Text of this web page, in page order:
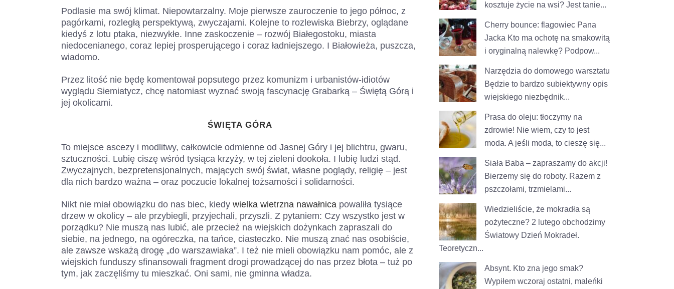
Podlasie ma swój klimat. Niepowtarzalny. Moje pierwsze zauroczenie to jego północ, z
pagórkami, rozległą perspektywą, zwyczajami. Kolejne to rozlewiska Biebrzy, oglądane
kiedyś z lotu ptaka, niezwykłe. Inne zaskoczenie – rozwój Białegostoku, miasta
niedocenianego, coraz lepiej prosperującego i coraz ładniejszego. I Białowieża, puszcza,
wiadomo.
Przez litość nie będę komentował popsutego przez komunizm i urbanistów-idiotów
wyglądu Siemiatycz, chcę natomiast wyznać swoją fascynację Grabarką – Świętą Górą i
jej okolicami.
ŚWIĘTA GÓRA
To miejsce ascezy i modlitwy, całkowicie odmienne od Jasnej Góry i jej blichtru, gwaru,
sztuczności. Lubię ciszę wśród tysiąca krzyży, w tej zieleni dookoła. I lubię ludzi stąd.
Zwyczajnych, bezpretensjonalnych, mających swój świat, własne poglądy, religię – jest
dla nich bardzo ważna – oraz poczucie lokalnej tożsamości i solidarności.
Nikt nie miał obowiązku do nas biec, kiedy wielka wietrzna nawałnica powaliła tysiące
drzew w okolicy – ale przybiegli, przyjechali, przyszli. Z pytaniem: Czy wszystko jest w
porządku? Nie muszą nas lubić, ale przecież na wiejskich dożynkach zapraszali do
siebie, na jednego, na ogóreczka, na tańce, ciasteczko. Nie muszą znać nas osobiście,
ale zawsze wskażą drogę „do warszawiaka”. I też nie mieli obowiązku nam pomóc, ale z
wiejskich funduszy sfinansowali fragment drogi prowadzącej do nas przez błota – tuż po
tym, jak zaczęliśmy tu mieszkać. Oni sami, nie gminna władza.
kosztuje życie na wsi? Jest tanie...
Cherry bounce: flagowiec Pana
Jacka Kto ma ochotę na smakowitą
i oryginalną nalewkę? Podpow...
Narzędzia do domowego warsztatu
Będzie to bardzo subiektywny opis
wiejskiego niezbędnik...
Prasa do oleju: tłoczymy na
zdrowie! Nie wiem, czy to jest
moda. A jeśli moda, to cieszę się...
Siała Baba – zapraszamy do akcji!
Bierzemy się do roboty. Razem z
pszczołami, trzmielami...
Wiedzieliście, że mokradła są
pożyteczne? 2 lutego obchodzimy
Światowy Dzień Mokradeł.
Teoretyczn...
Absynt. Kto zna jego smak?
Wypiłem wczoraj ostatni, maleńki